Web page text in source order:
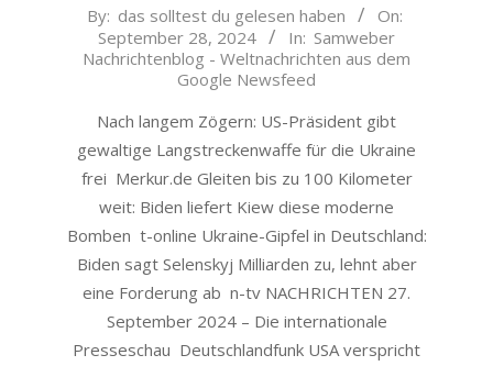
2024-
28
By: das solltest du gelesen haben
On:
September 28, 2024
In: Samweber
Nachrichtenblog - Weltnachrichten aus dem
Google Newsfeed
Nach langem Zögern: US-Präsident gibt
gewaltige Langstreckenwaffe für die Ukraine
frei Merkur.de Gleiten bis zu 100 Kilometer
weit: Biden liefert Kiew diese moderne
Bomben t-online Ukraine-Gipfel in Deutschland:
Biden sagt Selenskyj Milliarden zu, lehnt aber
eine Forderung ab n-tv NACHRICHTEN 27.
September 2024 – Die internationale
Presseschau Deutschlandfunk USA verspricht